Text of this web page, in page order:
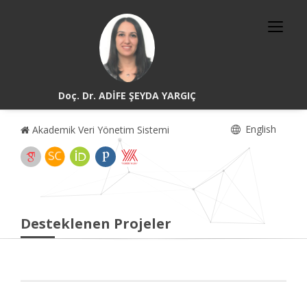
Doç. Dr. ADİFE ŞEYDA YARGIÇ
Akademik Veri Yönetim Sistemi English
Desteklenen Projeler